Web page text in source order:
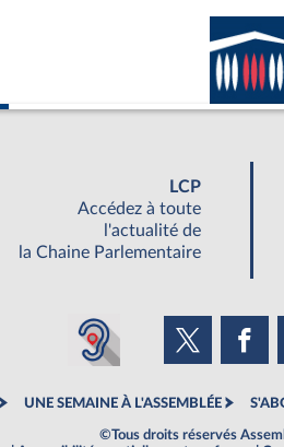
LCP
Accédez à toute
l'actualité de
la Chaine Parlementaire
UNE SEMAINE À L'ASSEMBLÉE
©Tous droits réservés